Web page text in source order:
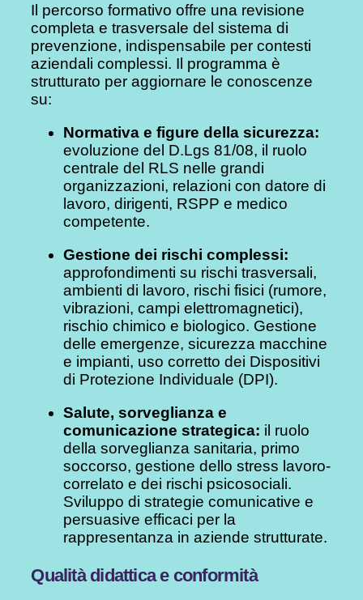
Il percorso formativo offre una revisione
completa e trasversale del sistema di
prevenzione, indispensabile per contesti
aziendali complessi. Il programma è
strutturato per aggiornare le conoscenze
su:
Normativa e figure della sicurezza:
evoluzione del D.Lgs 81/08, il ruolo
centrale del RLS nelle grandi
organizzazioni, relazioni con datore di
lavoro, dirigenti, RSPP e medico
competente.
Gestione dei rischi complessi:
approfondimenti su rischi trasversali,
ambienti di lavoro, rischi fisici (rumore,
vibrazioni, campi elettromagnetici),
rischio chimico e biologico. Gestione
delle emergenze, sicurezza macchine
e impianti, uso corretto dei Dispositivi
di Protezione Individuale (DPI).
Salute, sorveglianza e
comunicazione strategica: il ruolo
della sorveglianza sanitaria, primo
soccorso, gestione dello stress lavoro-
correlato e dei rischi psicosociali.
Sviluppo di strategie comunicative e
persuasive efficaci per la
rappresentanza in aziende strutturate.
Qualità didattica e conformità